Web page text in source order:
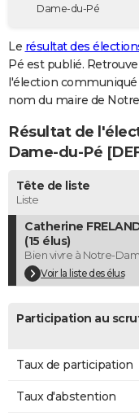
Destinations
City break
Voyage nature
Voyage de noces
Forum
GUIDES D'ACHAT
BONS PLANS
Carte de Noël
Carte Bonne année
Carte Saint-Valentin
Carte Pâques
Carte d'anniversaire
DICTIONNAIRE
Dictionnaire
Biographies
Citations
Expressions
Proverbes
PROGRAMME TV
COPAINS D'AVANT
S'inscrire
Se connecter
Lycées
Collèges
Primaires
Universités
Entreprises
Service militaire
Avis de recherche
AVIS DE DÉCÈS
FORUM
Bricolage
Lifestyle
Culture
Sport
Auto
Television
Voyage
Cinema
Dame-du-Pé
Le résultat des
Pé est publié.
l'élection
nom du maire de
Résultat de
Dame-du-Pé
Tête de liste
Liste
Catherine
(15 élus)
Bien vivre à Notre-
Voir la liste des élus
Participation au
Taux de participation
Taux d'abstention